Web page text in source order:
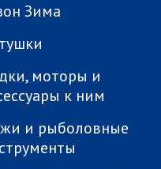
Зима
моторы и
к ним
и рыболовные